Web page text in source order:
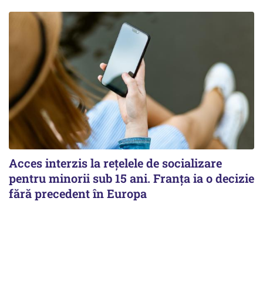
Acces interzis la rețelele de socializare
pentru minorii sub 15 ani. Franța ia o decizie
fără precedent în Europa